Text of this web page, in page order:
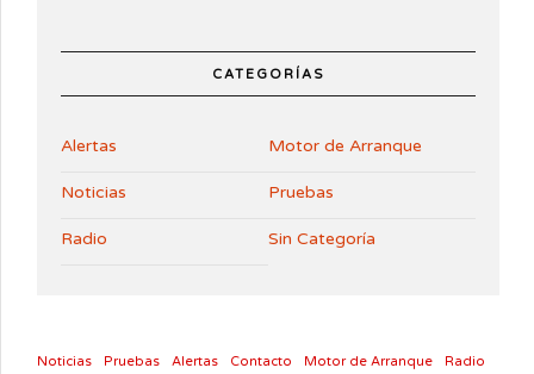
CATEGORÍAS
Alertas Motor de Arranque
Noticias Pruebas
Radio Sin Categoría
Noticias Pruebas Alertas Contacto Motor de Arranque Radio